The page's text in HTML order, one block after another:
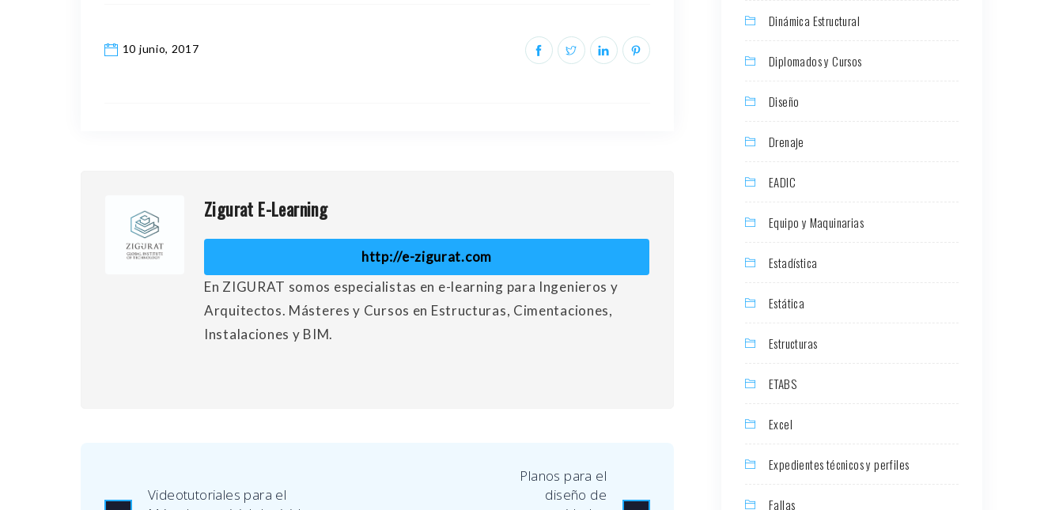
10 junio, 2017
Zigurat E-Learning
http://e-zigurat.com
En ZIGURAT somos especialistas en e-learning para Ingenieros y
Arquitectos. Másteres y Cursos en Estructuras, Cimentaciones,
Instalaciones y BIM.
Videotutoriales para el
Planos para el
diseño de
Dinámica Estructural
Diplomados y Cursos
Diseño
Drenaje
EADIC
Equipo y Maquinarias
Estadística
Estática
Estructuras
ETABS
Excel
Expedientes técnicos y perfiles
Fallas